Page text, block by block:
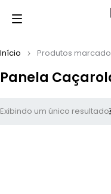
Panela
Início Produtos
Exibindo um único resultado